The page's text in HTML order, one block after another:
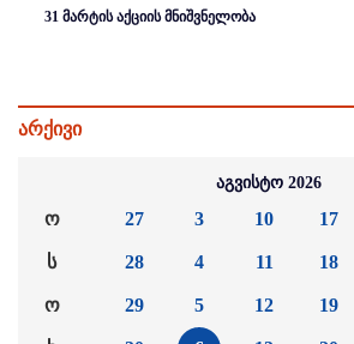
31 მარტის აქციის მნიშვნელობა
არქივი
აგვისტო 2026
ო
ს
ო
27
28
29
3
4
5
10
11
12
17
18
19